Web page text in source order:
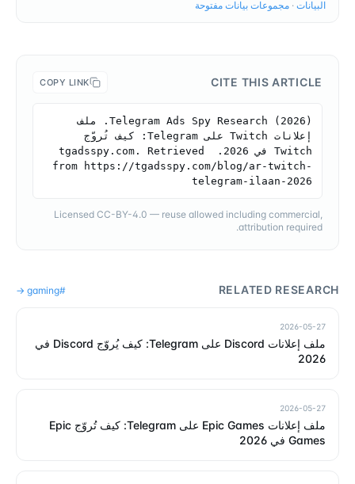
البيانات · مجموعات بيانات مفتوحة
CITE THIS ARTICLE
COPY LINK
Telegram Ads Spy Research (2026). ملف
Twitch في 2026. tgadsspy.com. Retrieved
from https://tgadsspy.com/blog/ar-twitch-
telegram-ilaan-2026
Licensed CC-BY-4.0 — reuse allowed including commercial,
attribution required.
RELATED RESEARCH
#
gaming
→
2026-05-27
ملف إعلانات Discord على Telegram: كيف يُروّج Discord في
2026
2026-05-27
ملف إعلانات Epic Games على Telegram: كيف تُروّج Epic
Games في 2026